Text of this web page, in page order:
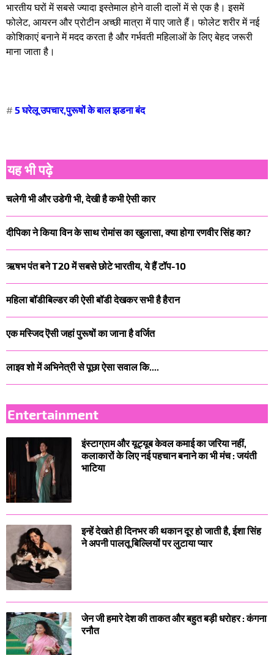
भारतीय घरों में सबसे ज्यादा इस्तेमाल होने वाली दालों में से एक है। इसमें
फोलेट, आयरन और प्रोटीन अच्छी मात्रा में पाए जाते हैं। फोलेट शरीर में नई
कोशिकाएं बनाने में मदद करता है और गर्भवती महिलाओं के लिए बेहद जरूरी
माना जाता है।
# 5 घरेलू उपचार,पुरूषों के बाल झडना बंद
यह भी पढ़े
चलेगी भी और उडेगी भी, देखी है कभी ऐसी कार
दीपिका ने किया विन के साथ रोमांस का खुलासा, क्या होगा रणवीर सिंह का?
ऋषभ पंत बने T20 में सबसे छोटे भारतीय, ये हैं टॉप-10
महिला बॉडीबिल्डर की ऐसी बॉडी देखकर सभी है हैरान
एक मस्जिद ऎसी जहां पुरूषों का जाना है वर्जित
लाइव शो में अभिनेत्री से पूछा ऐसा सवाल कि....
Entertainment
इंस्टाग्राम और यूट्यूब केवल कमाई का जरिया नहीं,
कलाकारों के लिए नई पहचान बनाने का भी मंच : जयंती
भाटिया
इन्हें देखते ही दिनभर की थकान दूर हो जाती है, ईशा सिंह
ने अपनी पालतू बिल्लियों पर लुटाया प्यार
जेन जी हमारे देश की ताकत और बहुत बड़ी धरोहर : कंगना
रनौत